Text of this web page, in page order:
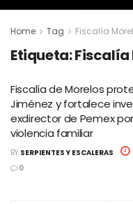
Home Tag Fiscalía
Etiqueta:Fiscalía
Fiscalía de Morelos
Jiménez y fortalece
exdirector de Pemex
violencia familiar
BY SERPIENTES Y ESCALERAS
0